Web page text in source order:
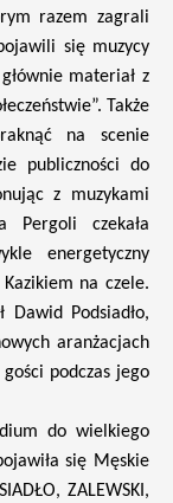
razem zagrali
się muzycy
materiał z
Także
na scenie
publiczności do
z muzykami
Pergoli czekała
energetyczny
na czele.
Podsiadło,
aranżacjach
podczas jego
do wielkiego
się Męskie
ZALEWSKI,